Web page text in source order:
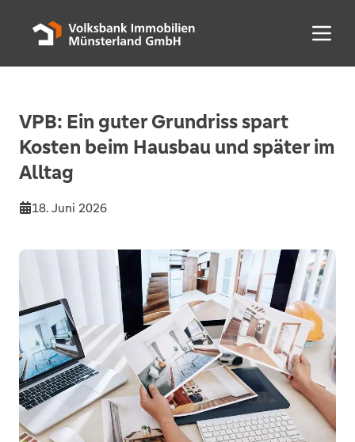
Menü
VPB: Ein guter Grundriss spart
Kosten beim Hausbau und später im
Alltag
18. Juni 2026